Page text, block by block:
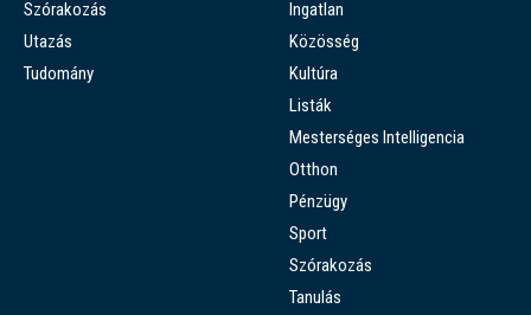
Szórakozás
Utazás
Tudomány
Ingatlan
Közösség
Kultúra
Listák
Mesterséges Intelligencia
Otthon
Pénzügy
Sport
Szórakozás
Tanulás